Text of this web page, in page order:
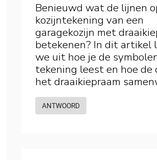
Benieuwd wat de lijnen
kozijntekening van een
garagekozijn met
betekenen? In dit artikel
we uit hoe je de
tekening leest en hoe de
het draaikiepraam
ANTWOORD